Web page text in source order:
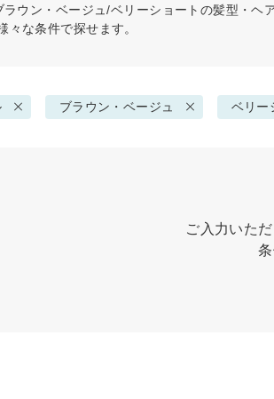
ウン・ベージュ/ベリーショートの髪型・
々な条件で探せます。
ブラウン・ベージュ ベリー
ご入力いた